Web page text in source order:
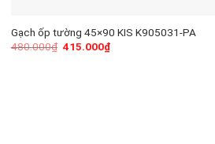
Gạch ốp tường 45×90 KIS K905031-PA
480.000₫ 415.000₫